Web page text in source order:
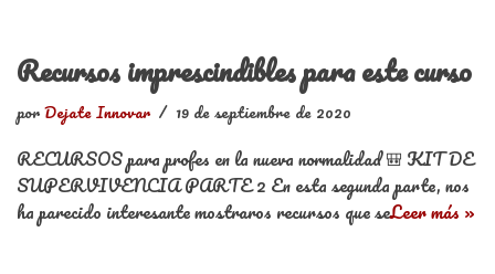
Recursos imprescindibles para este curso
porDejate Innovar 19 de septiembre de 2020
RECURSOS para profes en la nueva normalidad 🎒 KIT DE
SUPERVIVENCIA PARTE 2 En esta segunda parte, nos
ha parecido interesante mostraros recursos que seLeer más »